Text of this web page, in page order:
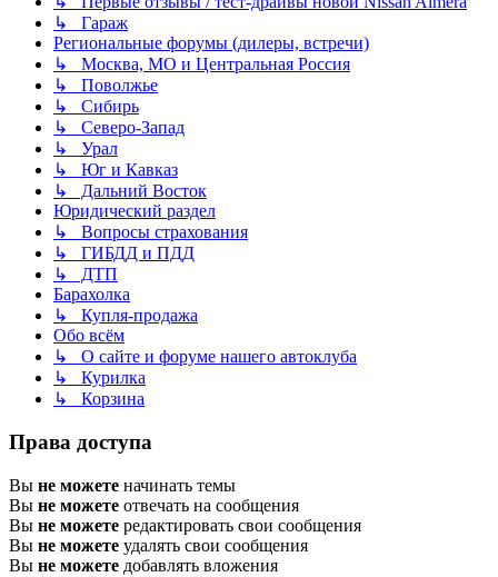
↳ Гараж
Региональные форумы (дилеры, встречи)
↳ Москва, МО и Центральная Россия
↳ Поволжье
↳ Сибирь
↳ Северо-Запад
↳ Урал
↳ Юг и Кавказ
↳ Дальний Восток
Юридический раздел
↳ Вопросы страхования
↳ ГИБДД и ПДД
↳ ДТП
Барахолка
↳ Купля-продажа
Обо всём
↳ О сайте и форуме нашего автоклуба
↳ Курилка
↳ Корзина
Права доступа
Вы не можете начинать темы
Вы не можете отвечать на сообщения
Вы не можете редактировать свои сообщения
Вы не можете удалять свои сообщения
Вы не можете добавлять вложения